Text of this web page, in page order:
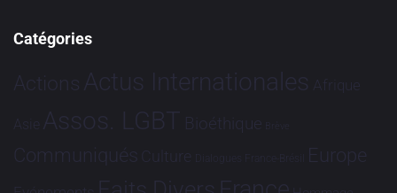
Catégories
Actions Actus Internationales Afrique
Asie Assos. LGBT Bioéthique Brève
Communiqués Culture Dialogues France-Brésil Europe